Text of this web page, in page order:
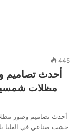
445
مظلات
خشب صناعي في العليا